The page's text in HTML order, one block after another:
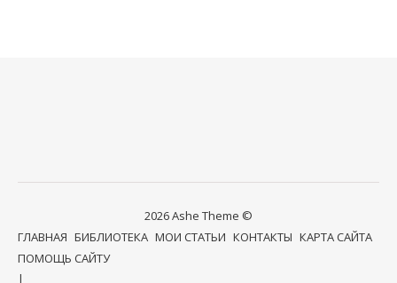
2026 Ashe Theme ©
ГЛАВНАЯ БИБЛИОТЕКА МОИ СТАТЬИ КОНТАКТЫ КАРТА САЙТА
ПОМОЩЬ САЙТУ